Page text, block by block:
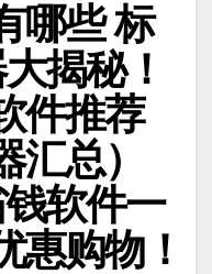
哪些 标
揭秘！
件推荐
汇总）
软件一
惠购物！